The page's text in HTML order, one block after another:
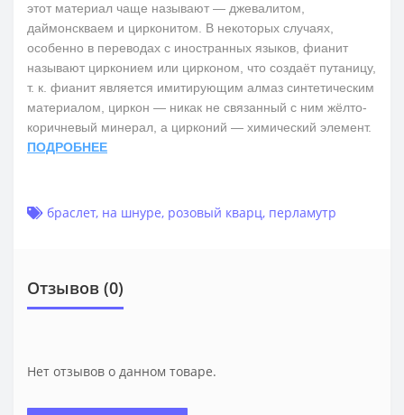
этот материал чаще называют — джевалитом,
даймонскваем и цирконитом. В некоторых случаях,
особенно в переводах с иностранных языков, фианит
называют цирконием или цирконом, что создаёт путаницу,
т. к. фианит является имитирующим алмаз синтетическим
материалом, циркон — никак не связанный с ним жёлто-
коричневый минерал, а цирконий — химический элемент.
ПОДРОБНЕЕ
браслет, на шнуре, розовый кварц, перламутр
Отзывов (0)
Нет отзывов о данном товаре.